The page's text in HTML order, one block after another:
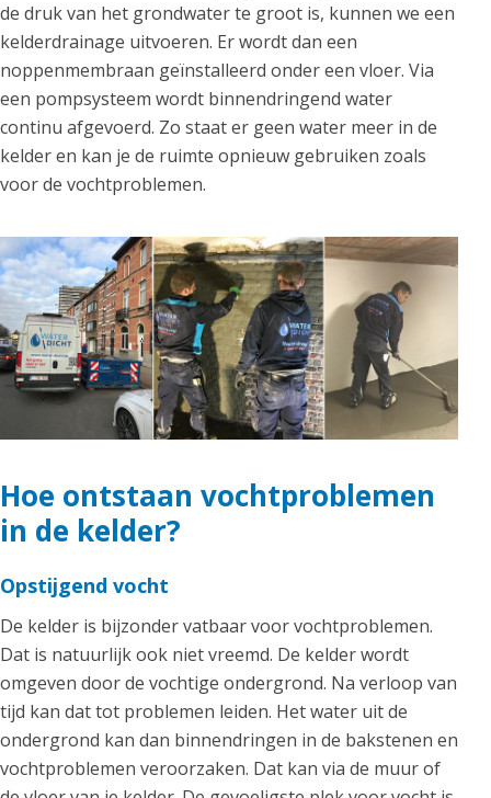
de druk van het grondwater te groot is, kunnen we een
kelderdrainage uitvoeren. Er wordt dan een
noppenmembraan geïnstalleerd onder een vloer. Via
een pompsysteem wordt binnendringend water
continu afgevoerd. Zo staat er geen water meer in de
kelder en kan je de ruimte opnieuw gebruiken zoals
voor de vochtproblemen.
Hoe ontstaan vochtproblemen
in de kelder?
Opstijgend vocht
De kelder is bijzonder vatbaar voor vochtproblemen.
Dat is natuurlijk ook niet vreemd. De kelder wordt
omgeven door de vochtige ondergrond. Na verloop van
tijd kan dat tot problemen leiden. Het water uit de
ondergrond kan dan binnendringen in de bakstenen en
vochtproblemen veroorzaken. Dat kan via de muur of